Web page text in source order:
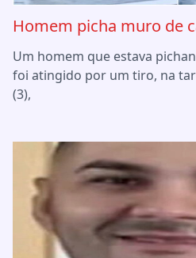
Homem picha muro de
Um homem que estava
foi atingido por um tiro, na
(3),